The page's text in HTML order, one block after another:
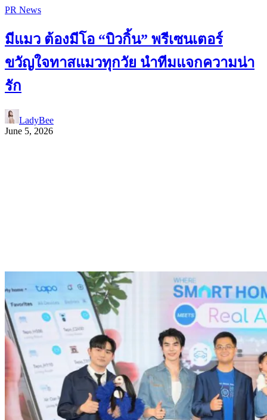
PR News
มีแมว ต้องมีโอ “บิวกิ้น” พรีเซนเตอร์
ขวัญใจทาสแมวทุกวัย นำทีมแจกความน่า
รัก
LadyBee
June 5, 2026